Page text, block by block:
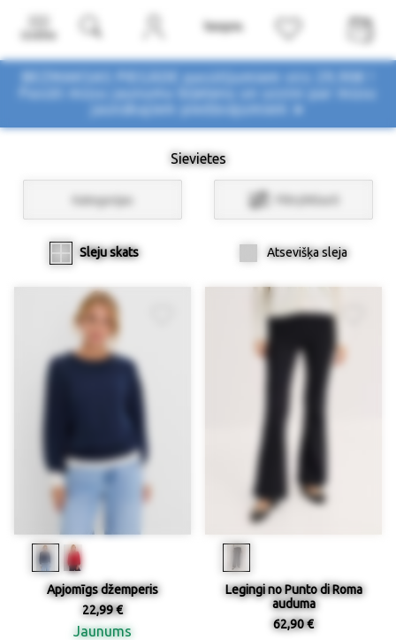
BEZMAKSAS PIEGĀDE pasūtījumiem virs 29,90€ !
Pasūti mūsu jaunumu biļetenu un uzzini par mūsu
Sievietes
Kategorijas Filtri/Atlasīt
Sleju skats Atsevišķa sleja
Apjomīgs džemperis
22,99 €
Jaunums
Legingi no Punto di Roma
auduma
62,90 €